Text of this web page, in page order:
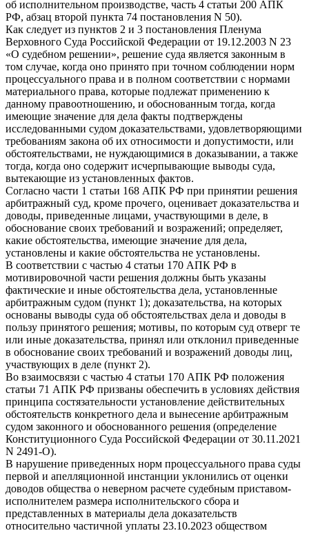
об исполнительном производстве, часть 4 статьи 200 АПК
РФ, абзац второй пункта 74 постановления N 50).
Как следует из пунктов 2 и 3 постановления Пленума
Верховного Суда Российской Федерации от 19.12.2003 N 23
«О судебном решении», решение суда является законным в
том случае, когда оно принято при точном соблюдении норм
процессуального права и в полном соответствии с нормами
материального права, которые подлежат применению к
данному правоотношению, и обоснованным тогда, когда
имеющие значение для дела факты подтверждены
исследованными судом доказательствами, удовлетворяющими
требованиям закона об их относимости и допустимости, или
обстоятельствами, не нуждающимися в доказывании, а также
тогда, когда оно содержит исчерпывающие выводы суда,
вытекающие из установленных фактов.
Согласно части 1 статьи 168 АПК РФ при принятии решения
арбитражный суд, кроме прочего, оценивает доказательства и
доводы, приведенные лицами, участвующими в деле, в
обоснование своих требований и возражений; определяет,
какие обстоятельства, имеющие значение для дела,
установлены и какие обстоятельства не установлены.
В соответствии с частью 4 статьи 170 АПК РФ в
мотивировочной части решения должны быть указаны
фактические и иные обстоятельства дела, установленные
арбитражным судом (пункт 1); доказательства, на которых
основаны выводы суда об обстоятельствах дела и доводы в
пользу принятого решения; мотивы, по которым суд отверг те
или иные доказательства, принял или отклонил приведенные
в обоснование своих требований и возражений доводы лиц,
участвующих в деле (пункт 2).
Во взаимосвязи с частью 4 статьи 170 АПК РФ положения
статьи 71 АПК РФ призваны обеспечить в условиях действия
принципа состязательности установление действительных
обстоятельств конкретного дела и вынесение арбитражным
судом законного и обоснованного решения (определение
Конституционного Суда Российской Федерации от 30.11.2021
N 2491-О).
В нарушение приведенных норм процессуального права суды
первой и апелляционной инстанции уклонились от оценки
доводов общества о неверном расчете судебным приставом-
исполнителем размера исполнительского сбора и
представленных в материалы дела доказательств
относительно частичной уплаты 23.10.2023 обществом